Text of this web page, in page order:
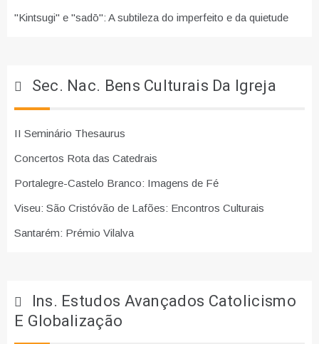
"Kintsugi" e "sadō": A subtileza do imperfeito e da quietude
Sec. Nac. Bens Culturais Da Igreja
II Seminário Thesaurus
Concertos Rota das Catedrais
Portalegre-Castelo Branco: Imagens de Fé
Viseu: São Cristóvão de Lafões: Encontros Culturais
Santarém: Prémio Vilalva
Ins. Estudos Avançados Catolicismo
E Globalização